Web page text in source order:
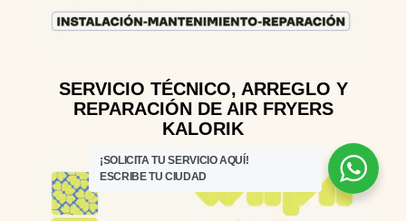
SERVICIO TÉCNICO, ARREGLO Y
REPARACIÓN DE AIR FRYERS
KALORIK
¡SOLICITA TU SERVICIO AQUÍ!
ESCRIBE TU CIUDAD